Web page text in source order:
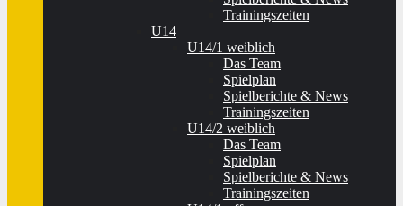
Trainingszeiten
U14
U14/1 weiblich
Das Team
Spielplan
Spielberichte & News
Trainingszeiten
U14/2 weiblich
Das Team
Spielplan
Spielberichte & News
Trainingszeiten